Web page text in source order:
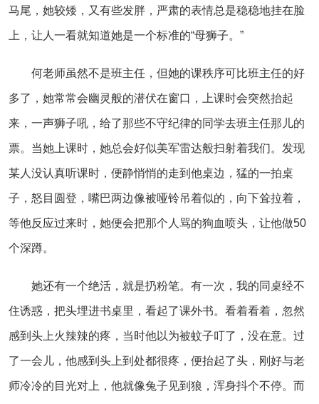
马尾，她较矮，又有些发胖，严肃的表情总是稳稳地挂在脸
上，让人一看就知道她是一个标准的“母狮子。”
何老师虽然不是班主任，但她的课秩序可比班主任的好
多了，她常常会幽灵般的潜伏在窗口，上课时会突然抬起
来，一声狮子吼，给了那些不守纪律的同学去班主任那儿的
票。当她上课时，她总会好似美军雷达般扫射着我们。发现
某人没认真听课时，便静悄悄的走到他桌边，猛的一拍桌
子，怒目圆登，嘴巴两边像被哑铃吊着似的，向下耸拉着，
等他反应过来时，她便会把那个人骂的狗血喷头，让他做50
个深蹲。
她还有一个绝活，就是扔粉笔。有一次，我的同桌经不
住诱惑，把头埋进书桌里，看起了课外书。看着看着，忽然
感到头上火辣辣的疼，当时他以为被蚊子叮了，没在意。过
了一会儿，他感到头上到处都很疼，便抬起了头，刚好与老
师冷冷的目光对上，他就像兔子见到狼，浑身抖个不停。而